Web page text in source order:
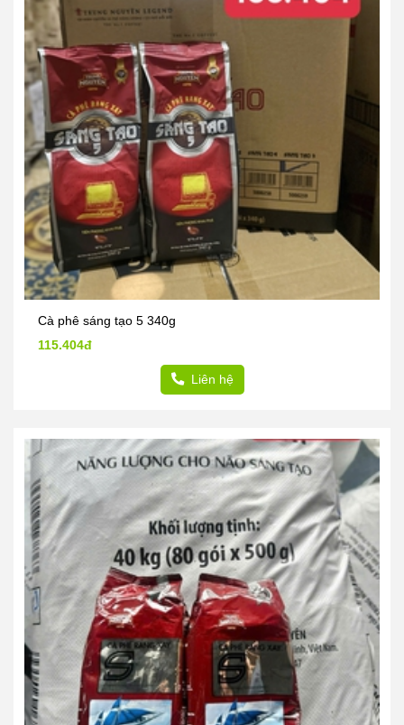
Cà phê sáng tạo 5 340g
115.404đ
Liên hệ